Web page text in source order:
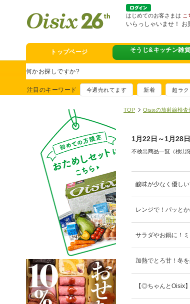
はじめてのお客さまは こ
いらっしゃいませ！ お
トップページ そうじ&キッチン雑
豪華賞品が当たる
満足ごは
おすすめ！出汁付
真アジのおぼろ昆
そうじ&
熊本地震
寄付付き商品取り
注目のキーワード 今週売れてます 新着 超ラク
TOP Oisixの放射線検査
1月22日～1月28
不検出商品一覧（検出
酸味が少なく優し
レンジで！パッと
サラダやお鍋に！
加熱でとろ甘！冬
【◎ちゃんとOisix